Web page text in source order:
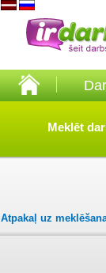
Meklēt
Atpakaļ uz